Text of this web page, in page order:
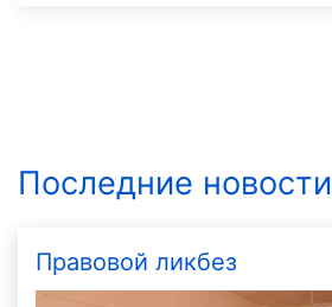
Последние новости
Правовой ликбез